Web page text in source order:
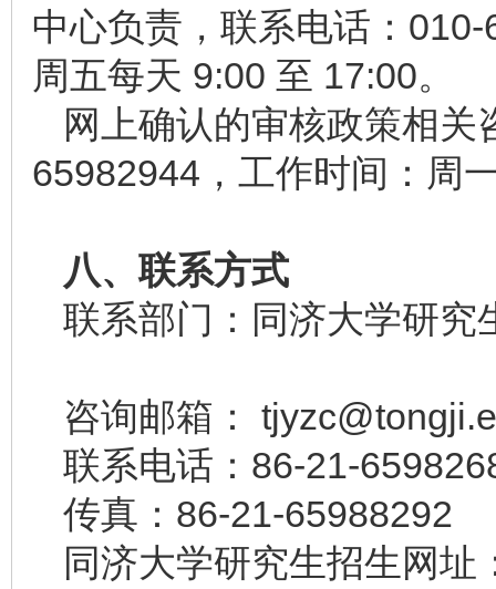
中心负责，联系电话：
周五每天 9:00 至 17:00。
网上确认的审核政策相
65982944，工作时间：周
八、联系方式
联系部门：同济大学研究
咨询邮箱：
联系电话：86-21-
传真：86-21-65988292
同济大学研究生招生网址